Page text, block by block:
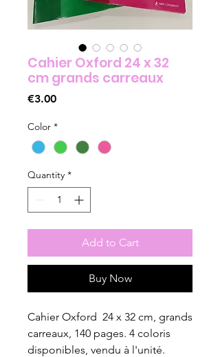
Cahier Oxford 24 x 32
cm grands carreaux
€3.00Price
Color *
Quantity *
Add to Cart
Buy Now
Cahier Oxford 24 x 32 cm, grands
carreaux, 140 pages. 4 coloris
disponibles, vendu à l'unité.